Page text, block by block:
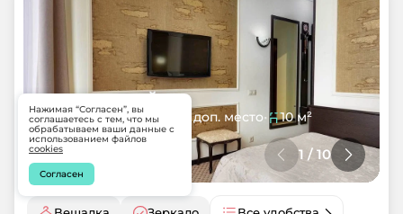
стандартный
1 основное место 1 доп. место• 10 м²
1 / 10
Нажимая “Согласен”, вы
соглашаетесь с тем, что мы
обрабатываем ваши данные с
использованием файлов
cookies
Согласен